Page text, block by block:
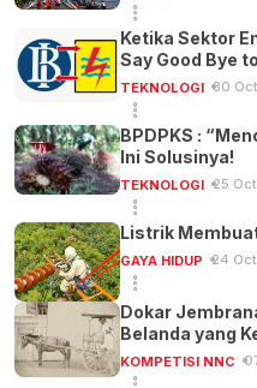
Ketika Sektor
Say Good Bye
TEKNOLOGI 30
BPDPKS :
Ini Solusinya!‎
TEKNOLOGI 25
Listrik
GAYA HIDUP 24
Dokar
Belanda yang
KOMPETISI NNC